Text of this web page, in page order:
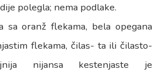
polegla; nema podlake.
sa oranž flekama, bela opegana
flekama, čilas- ta ili čilasto-
nijansa kestenjaste je